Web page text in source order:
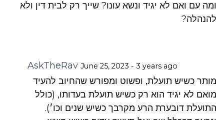
ומה עם ואם לא יגיד ונשא עונו? שייך רק לבית דין ולא
להנהלה?
AskTheRav June 25, 2023 - 3 years ago
מותר כשיש תועלת, ופשוט ומפורש שהחיוב להעיד
מואם לא יגיד הוא רק כשיש תועלת בעדותו, (כולל
התועלת דובערת הרע מקרבך כשיש שנים וכו׳).